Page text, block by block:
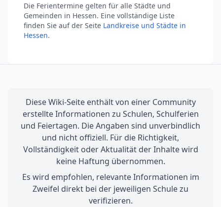
Die Ferientermine gelten für alle Städte und
Gemeinden in Hessen. Eine vollständige Liste
finden Sie auf der Seite Landkreise und Städte in
Hessen.
Diese Wiki-Seite enthält von einer Community
erstellte Informationen zu Schulen, Schulferien
und Feiertagen. Die Angaben sind unverbindlich
und nicht offiziell. Für die Richtigkeit,
Vollständigkeit oder Aktualität der Inhalte wird
keine Haftung übernommen.
Es wird empfohlen, relevante Informationen im
Zweifel direkt bei der jeweiligen Schule zu
verifizieren.